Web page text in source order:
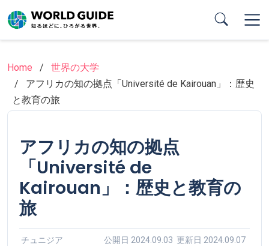
to
main
Home
世界の大学
アフリカの知の拠点「Université de Kairouan」：歴史
と教育の旅
アフリカの知の拠点
「Université de
Kairouan」：歴史と教育の
旅
チュニジア 公開日 2024.09.03 更新日 2024.09.07